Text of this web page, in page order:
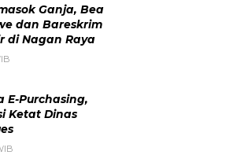
Ganja, Bea
dan Bareskrim
di Nagan Raya
E-Purchasing,
Ketat Dinas